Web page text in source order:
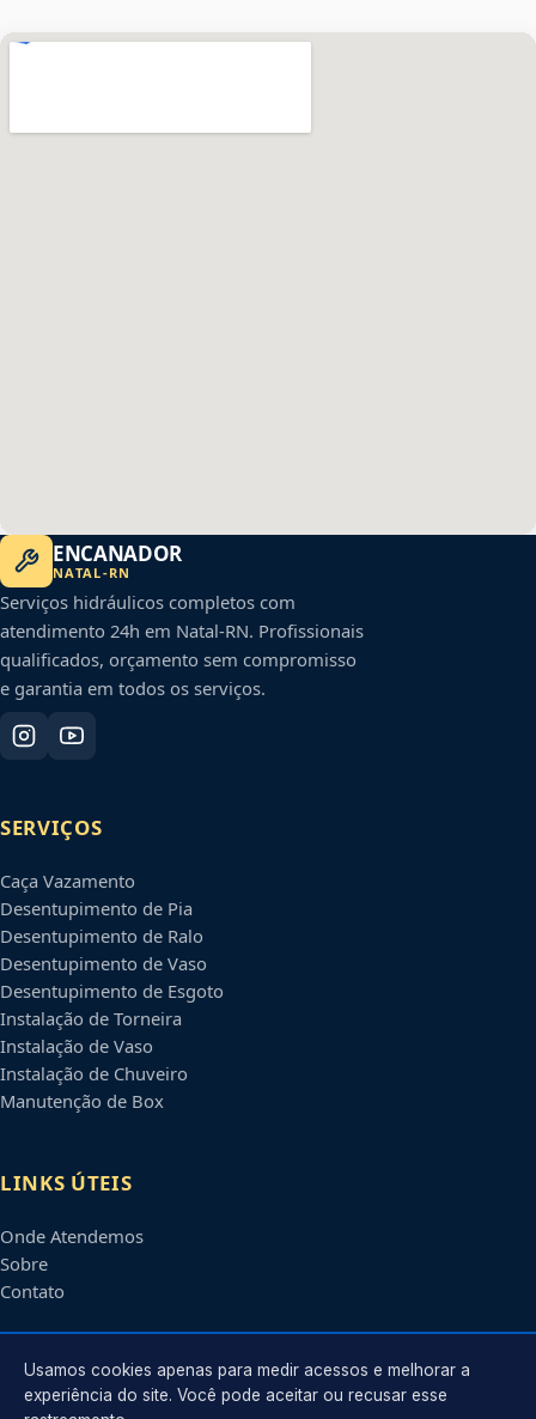
ENCANADOR
NATAL-RN
Serviços hidráulicos completos com
atendimento 24h em Natal-RN. Profissionais
qualificados, orçamento sem compromisso
e garantia em todos os serviços.
SERVIÇOS
Caça Vazamento
Desentupimento de Pia
Desentupimento de Ralo
Desentupimento de Vaso
Desentupimento de Esgoto
Instalação de Torneira
Instalação de Vaso
Instalação de Chuveiro
Manutenção de Box
LINKS ÚTEIS
Onde Atendemos
Sobre
Contato
CONTATO
Usamos cookies apenas para medir acessos e melhorar a
experiência do site. Você pode aceitar ou recusar esse